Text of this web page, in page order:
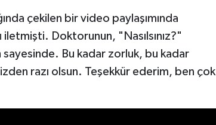
çekilen bir video paylaşımında
Doktorunun, "Nasılsınız?"
Bu kadar zorluk, bu kadar
razı olsun. Teşekkür ederim, ben çok